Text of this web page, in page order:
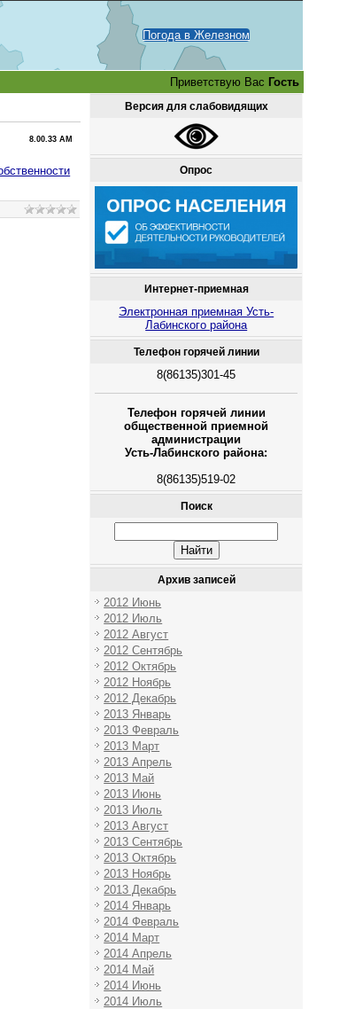
Погода в Железном
Приветствую Вас Гость
8.00.33 AM
Версия для слабовидящих
Опрос
Интернет-приемная
Электронная приемная Усть-
Лабинского района
Телефон горячей линии
8(86135)301-45
Телефон горячей линии
общественной приемной
администрации
Усть-Лабинского района:
8(86135)519-02
Поиск
Архив записей
2012 Июнь
2012 Июль
2012 Август
2012 Сентябрь
2012 Октябрь
2012 Ноябрь
2012 Декабрь
2013 Январь
2013 Февраль
2013 Март
2013 Апрель
2013 Май
2013 Июнь
2013 Июль
2013 Август
2013 Сентябрь
2013 Октябрь
2013 Ноябрь
2013 Декабрь
2014 Январь
2014 Февраль
2014 Март
2014 Апрель
2014 Май
2014 Июнь
2014 Июль